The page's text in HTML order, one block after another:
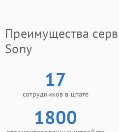
Преимущества
Sony
17
сотрудников в штате
1800